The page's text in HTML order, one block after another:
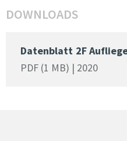
DOWNLOADS
Datenblatt 2F
PDF (1 MB) | 2020